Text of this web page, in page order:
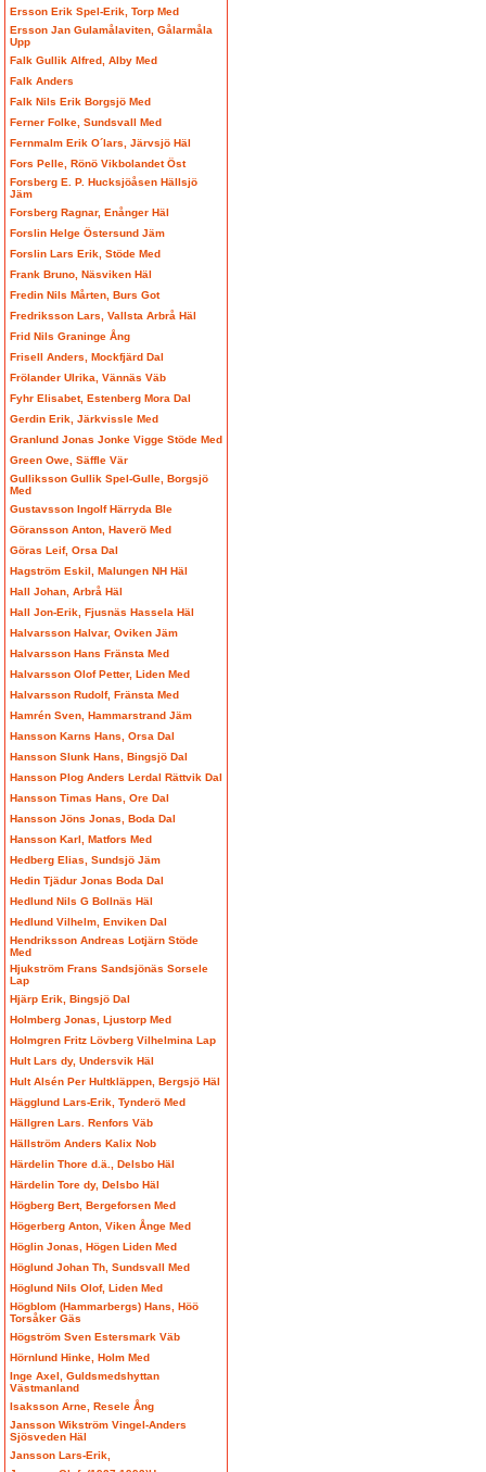
Ersson Erik Spel-Erik, Torp Med
Ersson Jan Gulamålaviten, Gålarmåla
Upp
Falk Gullik Alfred, Alby Med
Falk Anders
Falk Nils Erik Borgsjö Med
Ferner Folke, Sundsvall Med
Fernmalm Erik O´lars, Järvsjö Häl
Fors Pelle, Rönö Vikbolandet Öst
Forsberg E. P. Hucksjöåsen Hällsjö
Jäm
Forsberg Ragnar, Enånger Häl
Forslin Helge Östersund Jäm
Forslin Lars Erik, Stöde Med
Frank Bruno, Näsviken Häl
Fredin Nils Mårten, Burs Got
Fredriksson Lars, Vallsta Arbrå Häl
Frid Nils Graninge Ång
Frisell Anders, Mockfjärd Dal
Frölander Ulrika, Vännäs Väb
Fyhr Elisabet, Estenberg Mora Dal
Gerdin Erik, Järkvissle Med
Granlund Jonas Jonke Vigge Stöde Med
Green Owe, Säffle Vär
Gulliksson Gullik Spel-Gulle, Borgsjö
Med
Gustavsson Ingolf Härryda Ble
Göransson Anton, Haverö Med
Göras Leif, Orsa Dal
Hagström Eskil, Malungen NH Häl
Hall Johan, Arbrå Häl
Hall Jon-Erik, Fjusnäs Hassela Häl
Halvarsson Halvar, Oviken Jäm
Halvarsson Hans Fränsta Med
Halvarsson Olof Petter, Liden Med
Halvarsson Rudolf, Fränsta Med
Hamrén Sven, Hammarstrand Jäm
Hansson Karns Hans, Orsa Dal
Hansson Slunk Hans, Bingsjö Dal
Hansson Plog Anders Lerdal Rättvik Dal
Hansson Timas Hans, Ore Dal
Hansson Jöns Jonas, Boda Dal
Hansson Karl, Matfors Med
Hedberg Elias, Sundsjö Jäm
Hedin Tjädur Jonas Boda Dal
Hedlund Nils G Bollnäs Häl
Hedlund Vilhelm, Enviken Dal
Hendriksson Andreas Lotjärn Stöde
Med
Hjukström Frans Sandsjönäs Sorsele
Lap
Hjärp Erik, Bingsjö Dal
Holmberg Jonas, Ljustorp Med
Holmgren Fritz Lövberg Vilhelmina Lap
Hult Lars dy, Undersvik Häl
Hult Alsén Per Hultkläppen, Bergsjö Häl
Hägglund Lars-Erik, Tynderö Med
Hällgren Lars. Renfors Väb
Hällström Anders Kalix Nob
Härdelin Thore d.ä., Delsbo Häl
Härdelin Tore dy, Delsbo Häl
Högberg Bert, Bergeforsen Med
Högerberg Anton, Viken Ånge Med
Höglin Jonas, Högen Liden Med
Höglund Johan Th, Sundsvall Med
Höglund Nils Olof, Liden Med
Högblom (Hammarbergs) Hans, Höö
Torsåker Gäs
Högström Sven Estersmark Väb
Hörnlund Hinke, Holm Med
Inge Axel, Guldsmedshyttan
Västmanland
Isaksson Arne, Resele Ång
Jansson Wikström Vingel-Anders
Sjösveden Häl
Jansson Lars-Erik,